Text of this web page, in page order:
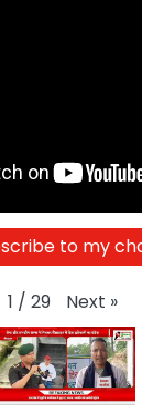
to my
1 / 29 Next »